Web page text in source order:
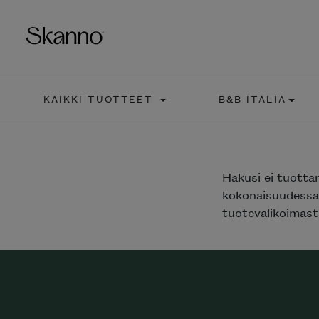
KAIKKI TUOTTEET B&B ITALIA
Hakusi ei